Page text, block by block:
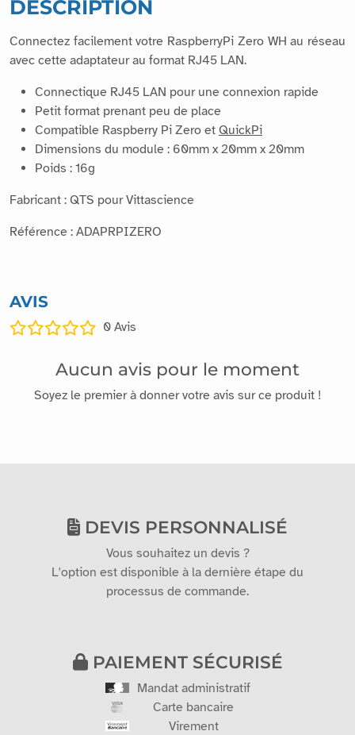
DESCRIPTION
Connectez facilement votre RaspberryPi Zero WH au réseau
avec cette adaptateur au format RJ45 LAN.
Connectique RJ45 LAN pour une connexion rapide
Petit format prenant peu de place
Compatible Raspberry Pi Zero et QuickPi
Dimensions du module : 60mm x 20mm x 20mm
Poids : 16g
Fabricant : QTS pour Vittascience
Référence : ADAPRPIZERO
AVIS
0 Avis
Aucun avis pour le moment
Soyez le premier à donner votre avis sur ce produit !
DEVIS PERSONNALISÉ
Vous souhaitez un devis ?
L'option est disponible à la dernière étape du
processus de commande.
PAIEMENT SÉCURISÉ
Mandat administratif
Carte bancaire
Virement